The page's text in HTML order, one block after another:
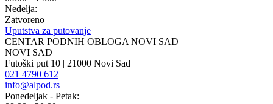
Nedelja:
Zatvoreno
Uputstva za putovanje
CENTAR PODNIH OBLOGA NOVI SAD
NOVI SAD
Futoški put 10 | 21000 Novi Sad
021 4790 612
info@alpod.rs
Ponedeljak - Petak: